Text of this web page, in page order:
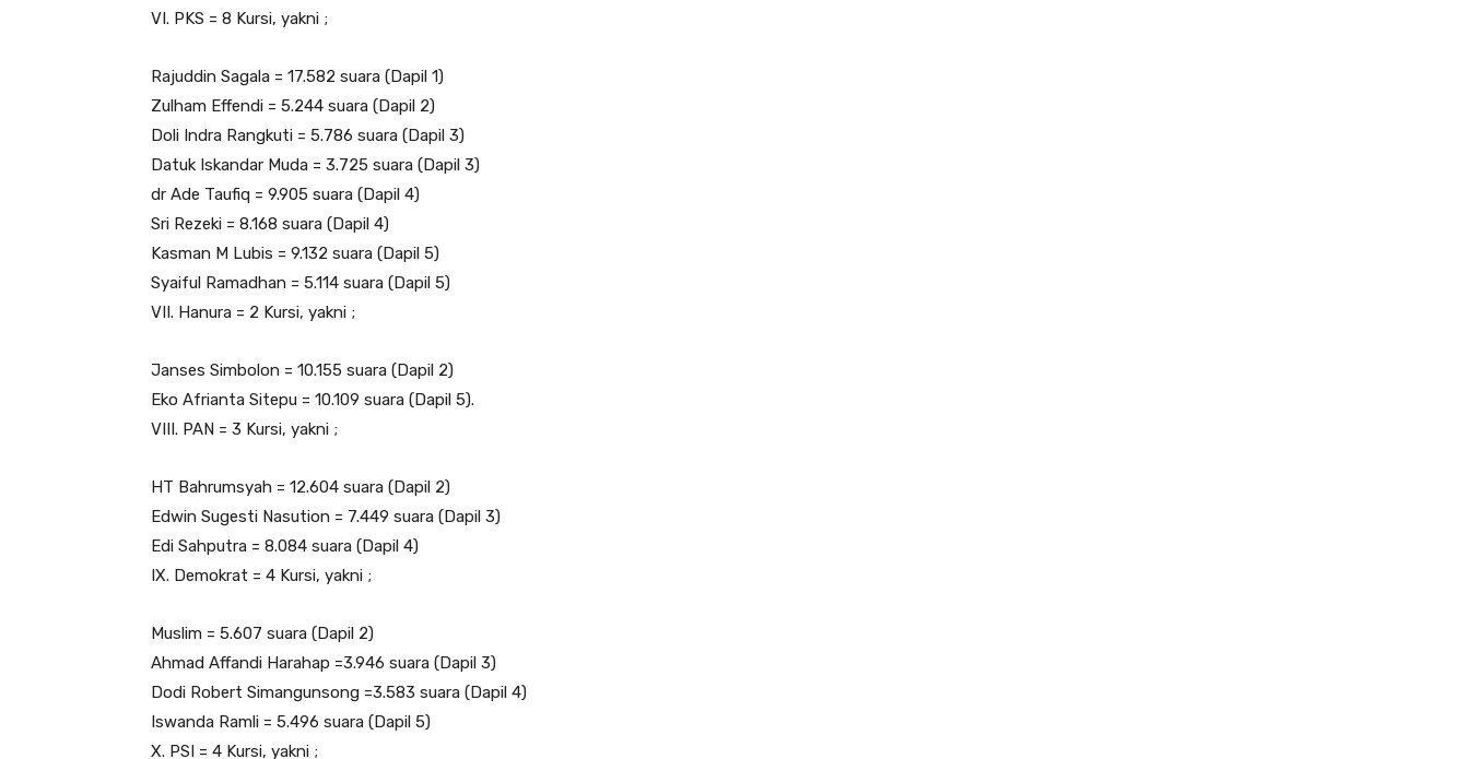
VI. PKS = 8 Kursi, yakni ;
Rajuddin Sagala = 17.582 suara (Dapil 1)
Zulham Effendi = 5.244 suara (Dapil 2)
Doli Indra Rangkuti = 5.786 suara (Dapil 3)
Datuk Iskandar Muda = 3.725 suara (Dapil 3)
dr Ade Taufiq = 9.905 suara (Dapil 4)
Sri Rezeki = 8.168 suara (Dapil 4)
Kasman M Lubis = 9.132 suara (Dapil 5)
Syaiful Ramadhan = 5.114 suara (Dapil 5)
VII. Hanura = 2 Kursi, yakni ;
Janses Simbolon = 10.155 suara (Dapil 2)
Eko Afrianta Sitepu = 10.109 suara (Dapil 5).
VIII. PAN = 3 Kursi, yakni ;
HT Bahrumsyah = 12.604 suara (Dapil 2)
Edwin Sugesti Nasution = 7.449 suara (Dapil 3)
Edi Sahputra = 8.084 suara (Dapil 4)
IX. Demokrat = 4 Kursi, yakni ;
Muslim = 5.607 suara (Dapil 2)
Ahmad Affandi Harahap =3.946 suara (Dapil 3)
Dodi Robert Simangunsong =3.583 suara (Dapil 4)
Iswanda Ramli = 5.496 suara (Dapil 5)
X. PSI = 4 Kursi, yakni ;